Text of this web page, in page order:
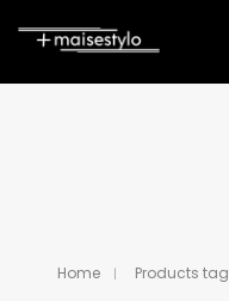
Home Products